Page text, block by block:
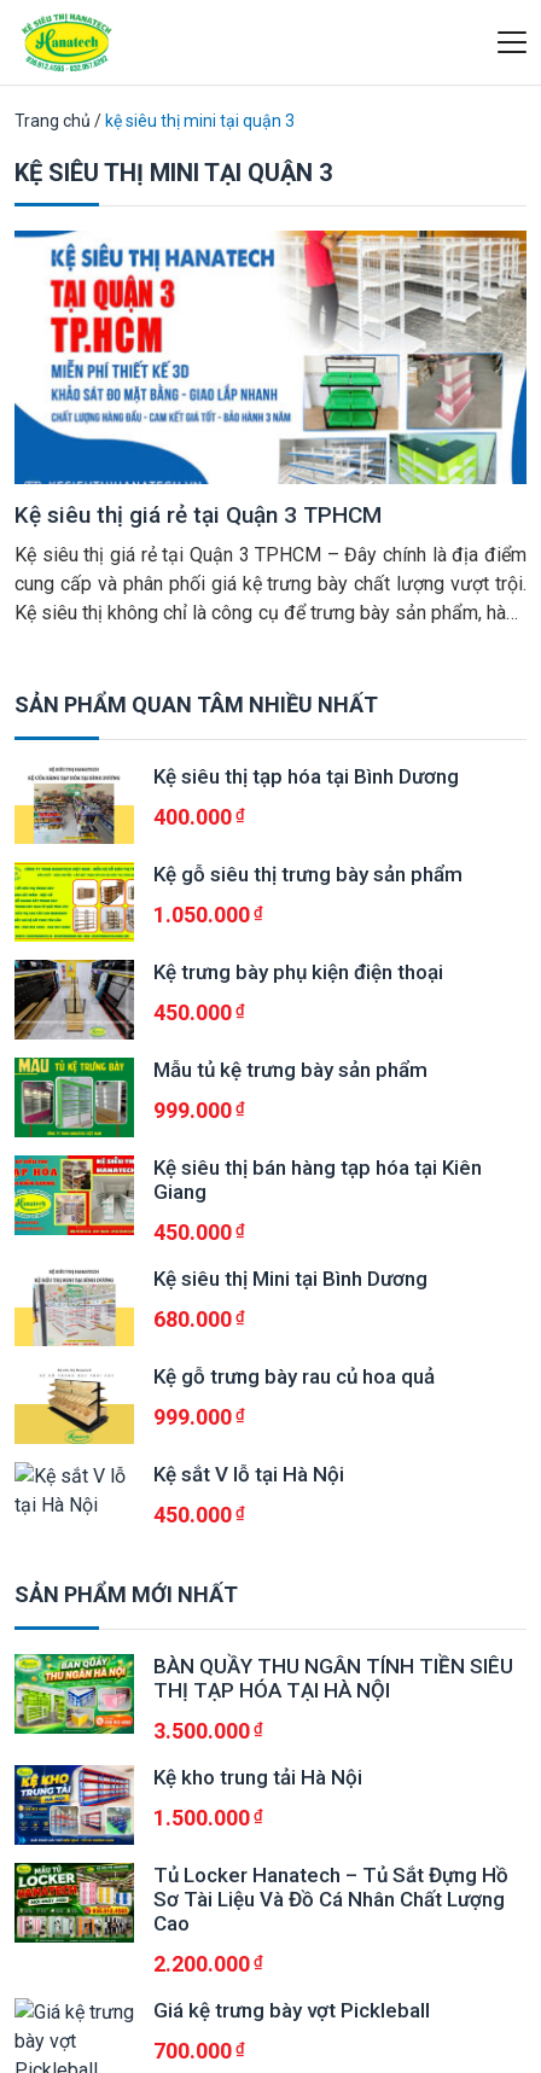
Trang chủ / kệ siêu thị mini tại quận 3
KỆ SIÊU THỊ MINI TẠI QUẬN 3
Kệ siêu thị giá rẻ tại Quận 3 TPHCM
Kệ siêu thị giá rẻ tại Quận 3 TPHCM – Đây chính là địa điểm
cung cấp và phân phối giá kệ trưng bày chất lượng vượt trội.
Kệ siêu thị không chỉ là công cụ để trưng bày sản phẩm, hàng
SẢN PHẨM QUAN TÂM NHIỀU NHẤT
Kệ siêu thị tạp hóa tại Bình Dương
400.000
Kệ gỗ siêu thị trưng bày sản phẩm
1.050.000
Kệ trưng bày phụ kiện điện thoại
450.000
Mẫu tủ kệ trưng bày sản phẩm
999.000
Kệ siêu thị bán hàng tạp hóa tại Kiên
Giang
450.000
Kệ siêu thị Mini tại Bình Dương
680.000
Kệ gỗ trưng bày rau củ hoa quả
999.000
Kệ sắt V lỗ tại Hà Nội
450.000
SẢN PHẨM MỚI NHẤT
BÀN QUẦY THU NGÂN TÍNH TIỀN SIÊU
THỊ TẠP HÓA TẠI HÀ NỘI
3.500.000
Kệ kho trung tải Hà Nội
1.500.000
Tủ Locker Hanatech – Tủ Sắt Đựng Hồ
Sơ Tài Liệu Và Đồ Cá Nhân Chất Lượng
Cao
2.200.000
Giá kệ trưng bày vợt Pickleball
700.000